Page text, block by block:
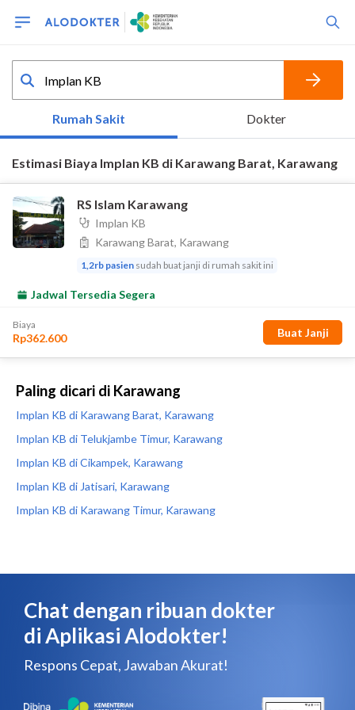
Paling dicari di Karawang
Implan KB di Karawang Barat, Karawang
Implan KB di Telukjambe Timur, Karawang
Implan KB di Cikampek, Karawang
Implan KB di Jatisari, Karawang
Implan KB di Karawang Timur, Karawang